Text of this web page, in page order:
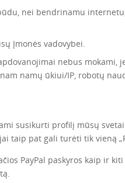
nei bendrinamu
Įmonės vadovybei.
nebus
namų ūkiui/IP, robotų
susikurti profilį mūsų
taip pat gali turėti tik vieną
PayPal paskyros kaip ir